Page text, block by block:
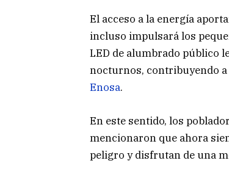
El acceso a la energía
incluso impulsará los
LED de alumbrado público
nocturnos, contribuyendo
Enosa.
En este sentido, los
mencionaron que ahora
peligro y disfrutan de una